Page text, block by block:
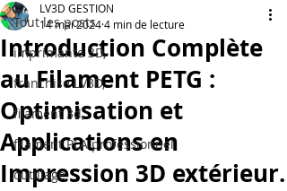
Tout les posts
imprimante 3D,
franchise LV3D,
filament 3d,
filament PLA professionnel
outillage
Introduction Complète
au Filament PETG :
Optimisation et
Applications en
Impression 3D extérieur.
LV3D GESTION
14 mai 20244 min de lecture